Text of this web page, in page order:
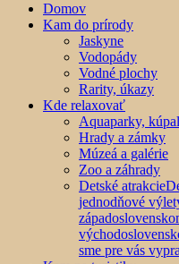
Domov
Kam do prírody
Jaskyne
Vodopády
Vodné plochy
Rarity, úkazy
Kde relaxovať
Aquaparky,
Hrady a zámky
Múzeá a galérie
Zoo a záhrady
Detské atrakcie
jednodňové
sme pre vás